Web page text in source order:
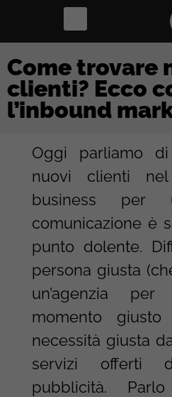
Come trovare
clienti? Ecco
l’inbound
Oggi parliamo
nuovi clienti
business per
comunicazione è
punto dolente.
persona giusta
un’agenzia
momento
necessità giusta
servizi offerti
pubblicità.